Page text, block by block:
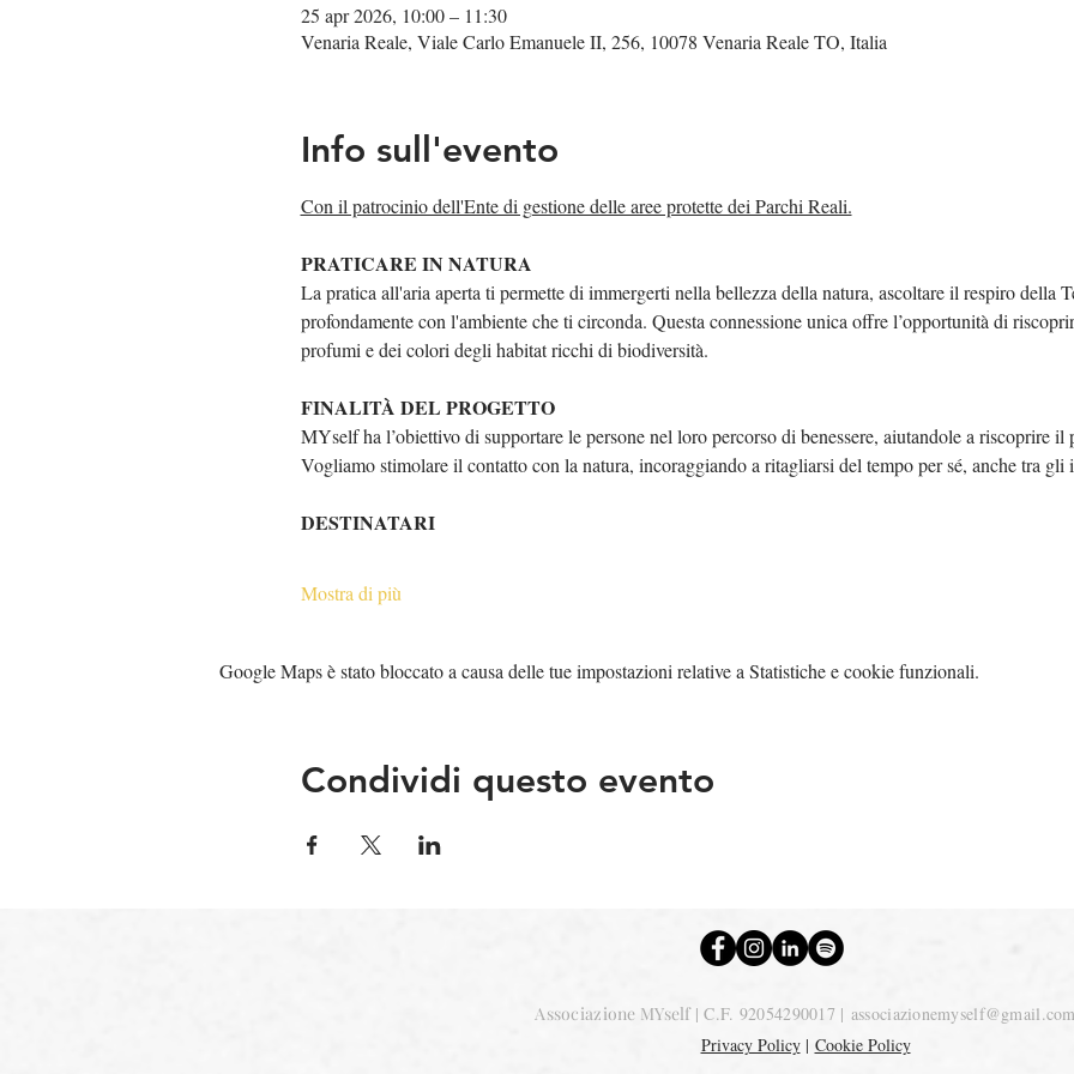
25 apr 2026, 10:00 – 11:30
Venaria Reale, Viale Carlo Emanuele II, 256, 10078 Venaria Reale TO, Italia
Info sull'evento
Con il patrocinio dell'Ente di gestione delle aree protette dei Parchi Reali.
PRATICARE IN NATURA
La pratica all'aria aperta ti permette di immergerti nella bellezza della natura, ascoltare il respiro della
profondamente con l'ambiente che ti circonda. Questa connessione unica offre l’opportunità di
profumi e dei colori degli habitat ricchi di biodiversità.
FINALITÀ DEL PROGETTO
MYself ha l’obiettivo di supportare le persone nel loro percorso di benessere, aiutandole a riscoprire
Vogliamo stimolare il contatto con la natura, incoraggiando a ritagliarsi del tempo per sé, anche tra
DESTINATARI
Mostra di più
Google Maps è stato bloccato a causa delle tue impostazioni relative a Statistiche e cookie funzionali.
Condividi questo evento
Associazione MYself | C.F. 92054290017 |
Privacy Policy| Cookie Policy